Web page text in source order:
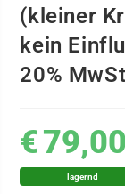
(kleiner
kein
20%
€79,00
lagernd